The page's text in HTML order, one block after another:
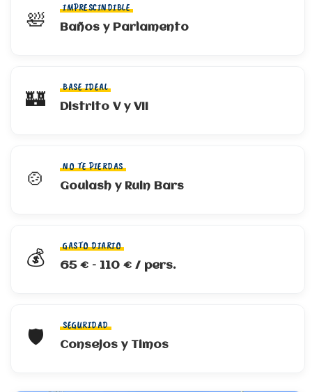
🛀
IMPRESCINDIBLE
Baños y Parlamento
🏰
BASE IDEAL
Distrito V y VII
🍲
NO TE PIERDAS
Goulash y Ruin Bars
💰
GASTO DIARIO
65 € – 110 € / pers.
🛡️
SEGURIDAD
Consejos y Timos